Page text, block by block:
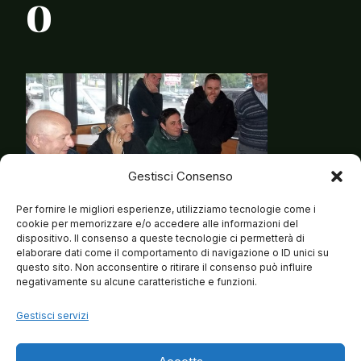
Gestisci Consenso
Per fornire le migliori esperienze, utilizziamo tecnologie come i
cookie per memorizzare e/o accedere alle informazioni del
dispositivo. Il consenso a queste tecnologie ci permetterà di
elaborare dati come il comportamento di navigazione o ID unici su
questo sito. Non acconsentire o ritirare il consenso può influire
negativamente su alcune caratteristiche e funzioni.
Gestisci servizi